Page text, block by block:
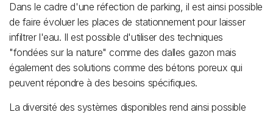
Dans le cadre d'une réfection de parking, il est ainsi possible
de faire évoluer les places de stationnement pour laisser
infiltrer l'eau. Il est possible d'utiliser des techniques
"fondées sur la nature" comme des dalles gazon mais
également des solutions comme des bétons poreux qui
peuvent répondre à des besoins spécifiques.
La diversité des systèmes disponibles rend ainsi possible